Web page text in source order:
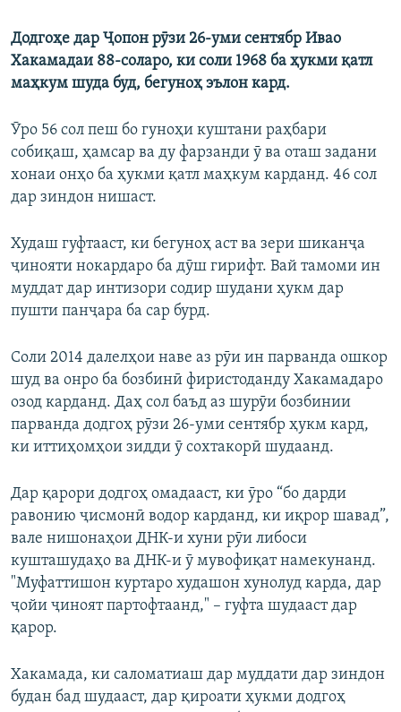
Додгоҳе дар Ҷопон рӯзи 26-уми сентябр Ивао
Хакамадаи 88-соларо, ки соли 1968 ба ҳукми қатл
маҳкум шуда буд, бегуноҳ эълон кард.
Ӯро 56 сол пеш бо гуноҳи куштани раҳбари
собиқаш, ҳамсар ва ду фарзанди ӯ ва оташ задани
хонаи онҳо ба ҳукми қатл маҳкум карданд. 46 сол
дар зиндон нишаст.
Худаш гуфтааст, ки бегуноҳ аст ва зери шиканҷа
ҷинояти нокардаро ба дӯш гирифт. Вай тамоми ин
муддат дар интизори содир шудани ҳукм дар
пушти панҷара ба сар бурд.
Соли 2014 далелҳои наве аз рӯи ин парванда ошкор
шуд ва онро ба бозбинӣ фиристоданду Хакамадаро
озод карданд. Даҳ сол баъд аз шурӯи бозбинии
парванда додгоҳ рӯзи 26-уми сентябр ҳукм кард,
ки иттиҳомҳои зидди ӯ сохтакорӣ шудаанд.
Дар қарори додгоҳ омадааст, ки ӯро “бо дарди
равонию ҷисмонӣ водор карданд, ки иқрор шавад”,
вале нишонаҳои ДНК-и хуни рӯи либоси
кушташудаҳо ва ДНК-и ӯ мувофиқат намекунанд.
"Муфаттишон куртаро худашон хунолуд карда, дар
ҷойи ҷиноят партофтаанд," – гуфта шудааст дар
қарор.
Хакамада, ки саломатиаш дар муддати дар зиндон
будан бад шудааст, дар қироати ҳукми додгоҳ